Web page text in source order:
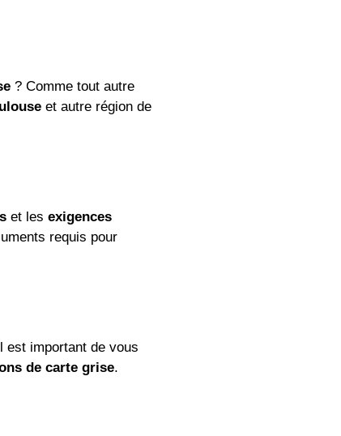
? Comme tout autre
et autre région de
et les exigences
requis pour
est important de vous
de carte grise.